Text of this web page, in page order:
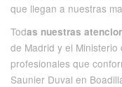
que llegan a nuestras
Todas nuestras
de Madrid y el
profesionales que
Saunier Duval en